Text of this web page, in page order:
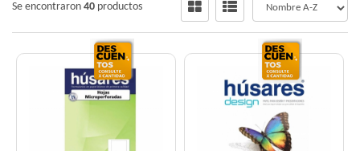
Se encontraron 40 productos